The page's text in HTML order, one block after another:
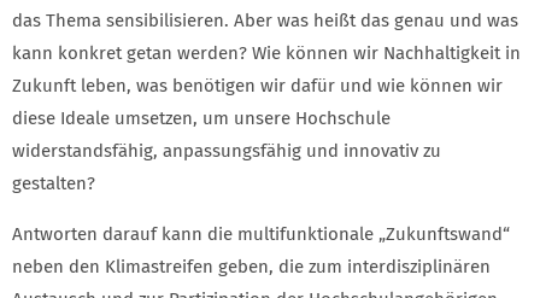
das Thema sensibilisieren. Aber was heißt das genau und was
kann konkret getan werden? Wie können wir Nachhaltigkeit in
Zukunft leben, was benötigen wir dafür und wie können wir
diese Ideale umsetzen, um unsere Hochschule
widerstandsfähig, anpassungsfähig und innovativ zu
gestalten?
Antworten darauf kann die multifunktionale „Zukunftswand“
neben den Klimastreifen geben, die zum interdisziplinären